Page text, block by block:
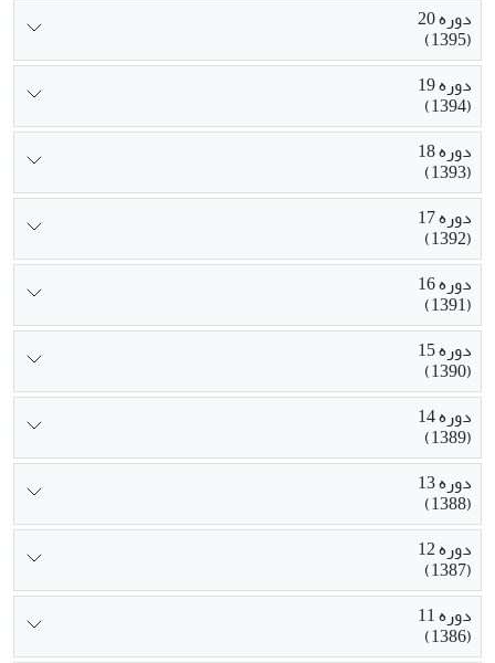
دوره 20
(1395)
دوره 19
(1394)
دوره 18
(1393)
دوره 17
(1392)
دوره 16
(1391)
دوره 15
(1390)
دوره 14
(1389)
دوره 13
(1388)
دوره 12
(1387)
دوره 11
(1386)